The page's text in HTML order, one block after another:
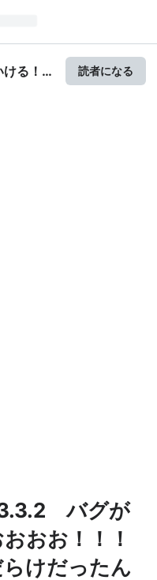
る！
読者になる
バグが
おお！！！
けだったん